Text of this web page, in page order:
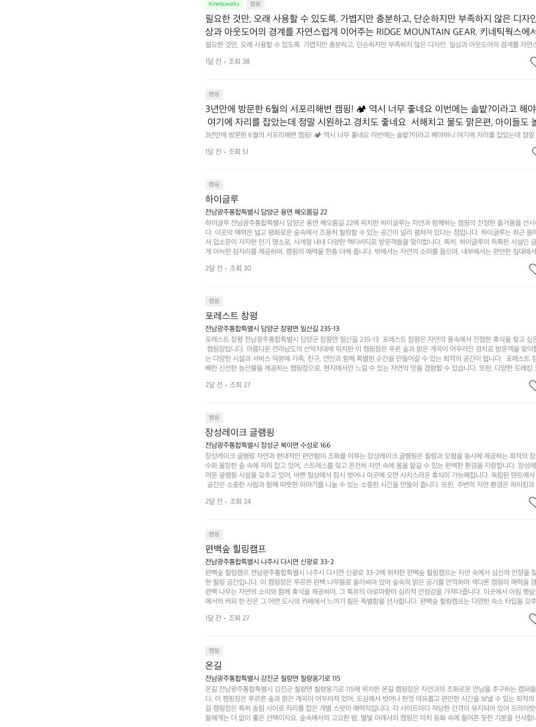
Kineticworks 캠핑
필요한 것만, 오래 사용할 수 있도록. 가볍지만 충분하고, 단순하지만 부족하지 않은 디자
상과 아웃도어의 경계를 자연스럽게 이어주는 RIDGE MOUNTAIN GEAR. 키네틱웍스에
나보세요.
필요한 것만, 오래 사용할 수 있도록. 가볍지만 충분하고, 단순하지만 부족하지 않은 디자인. 일상과 아웃도어의 경계를 자연
1달 전
조회 38
캠핑
3년만에 방문한 6월의 서포리해변 캠핑! 🏕 역시 너무 좋네요 이번에는 솔밭?이라고 해
여기에 자리를 잡았는데 정말 시원하고 경치도 좋네요  서해치고 물도 맑은편, 아이들도
좋고 1박 2일은 넘 짧게 느껴지네요  .1박 1동 1만원 (수금은 7시쯤, 동네에서 관리) .수금
음식물.쓰레기봉투를 1개씩 나누어줌 .솔밭에 바로 화장실있음 .5분거리 cu .2분거리 음
3년만에 방문한 6월의 서포리해변 캠핑! 🏕 역시 너무 좋네요 이번에는 솔밭?이라고 해야하나 여기에 자리를 잡았는데 정말
고 경치도 좋네요  서해치고 물도 맑은편, 아이들도 놀기 좋고 1박 2일은 넘 짧게 느껴지네요  .1박 1동 1만원 (수금은 7시쯤,
관리) .수금하면서 음식물.쓰레기봉투를 1개씩 나누어줌 .솔밭에 바로 화장실있음 .5분거리 cu .2분거리 음식점  항구에서부
1달 전 조회 51
캠핑
하이글루
전남광주통합특별시 담양군 용면 해오름길 22
하이글루 전남광주통합특별시 담양군 용면 해오름길 22에 위치한 하이글루는 자연과 함께하는 캠핑의 진정한 즐거움을 선
다. 이곳의 매력은 넓고 평화로운 숲속에서 조용히 힐링할 수 있는 공간이 널리 펼쳐져 있다는 점입니다. 하이글루는 최근 들
서 입소문이 자자한 인기 명소로, 사계절 내내 다양한 액티비티로 방문객들을 맞이합니다. 특히, 하이글루의 독특한 시설인
게 아늑한 잠자리를 제공하며, 캠핑의 매력을 한층 더해 줍니다. 밖에서는 자연의 소리를 들으며, 내부에서는 편안한 침대에
있는 완벽한 조화가 이루어집니다. 이곳의 장점은 또 다른 캠핑의 매력인 바베큐 파티를 즐길 수 있는 공간이 마련되어 있어
은 시간을 보낼 수 있다는 것입니다. 또한, 하이글루 인근에는 다양한 트레킹 코스와 자전거 도로가 있어 아웃도어 활동을 좋
나누는 이야기들은 여러분의 캠핑 여행을 더욱 특별하게 만들어 줄 것입니다.  인기 정도: ★★★★★
2달 전 조회 30
캠핑
포레스트 창평
전남광주통합특별시 담양군 창평면 일산길 235-13
포레스트 창평 전남광주통합특별시 담양군 창평면 일산길 235-13  포레스트 창평은 자연의 품속에서 진정한 휴식을 찾고 싶
캠핑장입니다. 아름다운 전라남도의 산악지대에 위치한 이 캠핑장은 푸른 숲과 맑은 계곡이 어우러진 경치로 방문객을 맞이
는 다양한 시설과 서비스 덕분에 가족, 친구, 연인과 함께 특별한 순간을 만들어갈 수 있는 최적의 공간이 됩니다.  포레스트
배한 신선한 농산물을 제공하는 캠핑장으로, 현지에서만 느낄 수 있는 자연의 맛을 경험할 수 있습니다. 또한, 다양한 트레킹
캠퍼들이 탐험과 모험의 짜릿함을 누릴 수 있도록 만들어졌습니다. 저녁에는 별빛 아래에서 바베큐 파티를 즐기거나, 잔잔
은 숙면을 취할 수 있는 기회를 제공합니다.  이곳은 자연과의 완벽한 조화를 이루며, 다채로운 야외 활동을 제공합니다. 특
순한 캠핑 그 이상을 제공하며, 자연을 사랑하는 모든 이들에게 꼭 한번 경험해봐야 할 장소로 자리잡았습니다.  인기 정
2달 전 조회 27
캠핑
장성레이크 글램핑
전남광주통합특별시 장성군 북이면 수성로 166
장성레이크 글램핑 자연과 현대적인 편안함이 조화를 이루는 장성레이크 글램핑은 힐링과 모험을 동시에 제공하는 최적의
수와 울창한 숲 속에 자리 잡고 있어, 스트레스를 잊고 온전히 자연 속에 몸을 맡길 수 있는 완벽한 환경을 자랑합니다. 장성
러운 글램핑 시설을 갖추고 있어, 바쁜 일상에서 잠시 벗어나 이곳에 오면 사치스러운 휴식이 가능해집니다. 독립된 텐트에
공간은 소중한 사람과 함께 따뜻한 이야기를 나눌 수 있는 소중한 시간을 만들어 줍니다. 또한, 주변의 자연 환경은 하이킹
액티비티를 즐기기에 그야말로 완벽한 조건을 갖추고 있습니다. 이곳에서의 캠핑은 단순한 숙박이 아닌, 가족과 친구들과
하는 시간이 될 것입니다. 특히 식사를 좋아하는 분들에게는 매주 특별한 바비큐 파티와 지역에서 나는 신선한 재료로 만든
사람들과 함께하세요. 당신의 대자연 속 힐링을 기다리는 장성레이크 글램핑은 언젠가 반드시 방문해봐야 할 명소로 자리매
도: ★★★★★
2달 전 조회 24
캠핑
편백숲 힐링캠프
전남광주통합특별시 나주시 다시면 신광로 33-2
편백숲 힐링캠프 전남광주통합특별시 나주시 다시면 신광로 33-2에 위치한 편백숲 힐링캠프는 자연 속에서 심신의 안정을
한 힐링 공간입니다. 이 캠핑장은 푸르른 편백 나무들로 둘러싸여 있어 숲속의 맑은 공기를 만끽하며 색다른 캠핑의 매력을
편백 나무는 자연의 소리와 함께 휴식을 제공하며, 그 특유의 아로마향이 심리적 안정감을 가져다줍니다. 이곳에서 아침 햇
에서의 커피 한 잔은 그 어떤 도시의 카페에서 느끼기 힘든 특별함을 선사합니다. 편백숲 힐링캠프는 다양한 숙소 타입을 갖
론 친구나 연인과 함께 더욱 기억에 남는 특별한 시간을 보낼 수 있습니다. 주변에는 자전거 도로와 하이킹 트레일이 있어 액
기회도 많은데, 자전거를 타거나 숲속을 거닐며 다양한 생태계를 체험해보는 것도 일상의 스트레스를 잊게 해줍니다. 또한,
조화 속에서 힐링할 수 있는 편백숲 힐링캠프는 현대인의 바쁜 일상에서 벗어나 소중한 시간을 가지고 싶은 분들에게 특히
나주로 떠나 여유로움과 행복이 가득한 캠핑을 경험해보세요! 인기 정도: ★★★★☆
1달 전 조회 27
캠핑
온길
전남광주통합특별시 강진군 칠량면 칠량옹기로 115
온길 전남광주통합특별시 강진군 칠량면 칠량옹기로 115에 위치한 온길 캠핑장은 자연과의 조화로운 만남을 추구하는 캠퍼
다. 이 캠핑장은 푸르른 숲과 맑은 계곡이 어우러져 있어, 도심에서 벗어나 한껏 여유롭고 편안한 시간을 보낼 수 있는 최적
길 캠핑장은 특히 송림 사이로 자리를 잡은 개별 스팟이 매력적입니다. 각 사이트마다 적당한 간격이 유지되어 있어 프라이
들에게는 더 없이 좋은 선택이지요. 숲속에서의 고요한 밤, 별빛 아래서의 캠핑은 마치 동화 속에 들어온 듯한 기분을 선사합